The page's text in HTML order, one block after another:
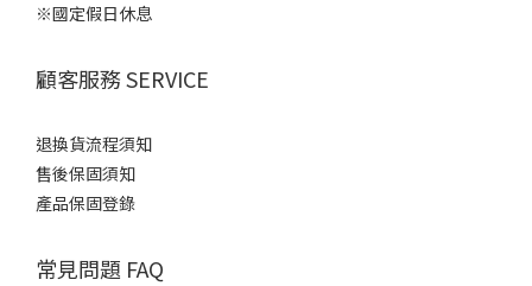
※國定假日休息
顧客服務 SERVICE
退換貨流程須知
售後保固須知
產品保固登錄
常見問題 FAQ